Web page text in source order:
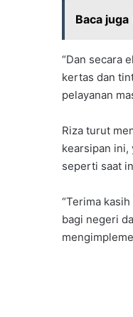
Baca juga
“Dan secara
kertas dan
pelayanan
Riza turut
kearsipan ini,
seperti saat
“Terima
bagi negeri